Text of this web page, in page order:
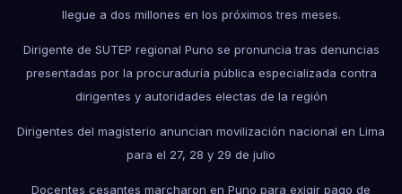
llegue a dos millones en los próximos tres meses.
Dirigente de SUTEP regional Puno se pronuncia tras denuncias
presentadas por la procuraduría pública especializada contra
dirigentes y autoridades electas de la región
Dirigentes del magisterio anuncian movilización nacional en Lima
para el 27, 28 y 29 de julio
Docentes cesantes marcharon en Puno para exigir pago de